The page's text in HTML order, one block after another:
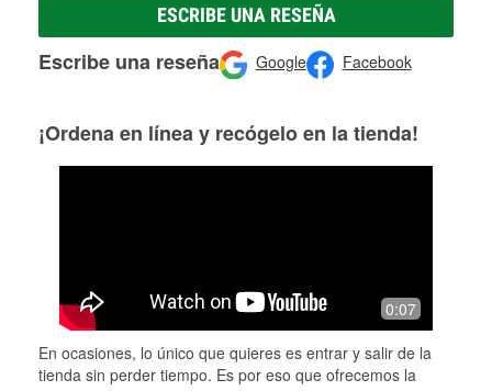
ESCRIBE UNA RESEÑA
Escribe una reseña Google Facebook
¡Ordena en línea y recógelo en la tienda!
0:07
En ocasiones, lo único que quieres es entrar y salir de la
tienda sin perder tiempo. Es por eso que ofrecemos la